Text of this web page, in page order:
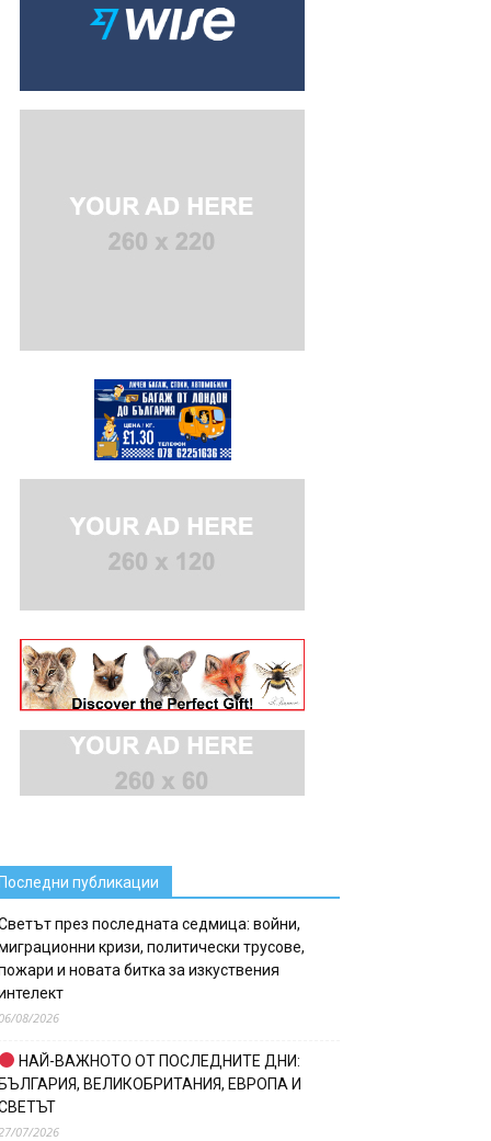
публикации
през последната седмица: войни,
кризи, политически трусове,
и новата битка за изкуствения
08/2026
НАЙ-ВАЖНОТО ОТ ПОСЛЕДНИТЕ ДНИ:
ВЕЛИКОБРИТАНИЯ, ЕВРОПА И
07/2026